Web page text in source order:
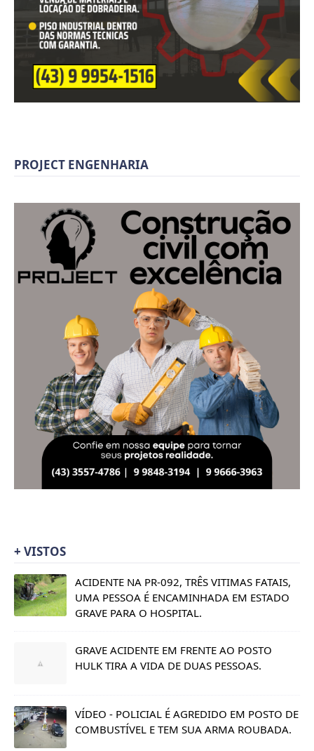
PROJECT ENGENHARIA
+ VISTOS
ACIDENTE NA PR-092, TRÊS VITIMAS FATAIS,
UMA PESSOA É ENCAMINHADA EM ESTADO
GRAVE PARA O HOSPITAL.
GRAVE ACIDENTE EM FRENTE AO POSTO
HULK TIRA A VIDA DE DUAS PESSOAS.
VÍDEO - POLICIAL É AGREDIDO EM POSTO DE
COMBUSTÍVEL E TEM SUA ARMA ROUBADA.